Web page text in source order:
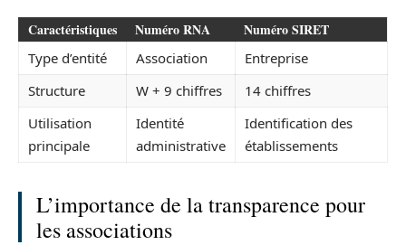
Caractéristiques Numéro RNA Numéro SIRET
Type d’entité Association
Entreprise
Structure
W + 9 chiffres
14 chiffres
Utilisation
principale
Identité
administrative
Identification des
établissements
L’importance de la transparence pour
les associations